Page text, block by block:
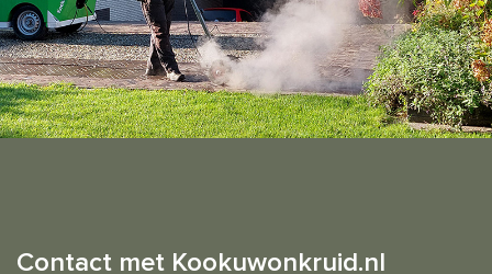
Contact met Kookuwonkruid.nl